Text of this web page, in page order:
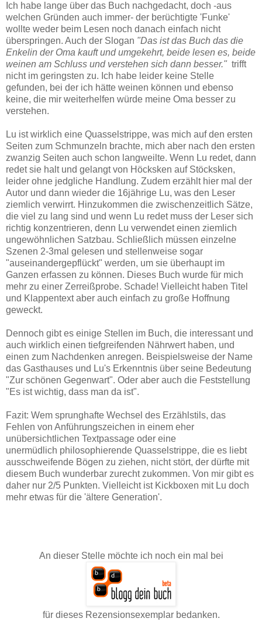
Ich habe lange über das Buch nachgedacht, doch -aus
welchen Gründen auch immer- der berüchtigte 'Funke'
wollte weder beim Lesen noch danach einfach nicht
überspringen. Auch der Slogan "Das ist das Buch das die
Enkelin der Oma kauft und umgekehrt, beide lesen es, beide
weinen am Schluss und verstehen sich dann besser." trifft
nicht im geringsten zu. Ich habe leider keine Stelle
gefunden, bei der ich hätte weinen können und ebenso
keine, die mir weiterhelfen würde meine Oma besser zu
verstehen.
Lu ist wirklich eine Quasselstrippe, was mich auf den ersten
Seiten zum Schmunzeln brachte, mich aber nach den ersten
zwanzig Seiten auch schon langweilte. Wenn Lu redet, dann
redet sie halt und gelangt von Höcksken auf Stöcksken,
leider ohne jedgliche Handlung. Zudem erzählt hier mal der
Autor und dann wieder die 16jährige Lu, was den Leser
ziemlich verwirrt. Hinzukommen die zwischenzeitlich Sätze,
die viel zu lang sind und wenn Lu redet muss der Leser sich
richtig konzentrieren, denn Lu verwendet einen ziemlich
ungewöhnlichen Satzbau. Schließlich müssen einzelne
Szenen 2-3mal gelesen und stellenweise sogar
"auseinandergepflückt" werden, um sie überhaupt im
Ganzen erfassen zu können. Dieses Buch wurde für mich
mehr zu einer Zerreißprobe. Schade! Vielleicht haben Titel
und Klappentext aber auch einfach zu große Hoffnung
geweckt.
Dennoch gibt es einige Stellen im Buch, die interessant und
auch wirklich einen tiefgreifenden Nährwert haben, und
einen zum Nachdenken anregen. Beispielsweise der Name
das Gasthauses und Lu's Erkenntnis über seine Bedeutung
"Zur schönen Gegenwart". Oder aber auch die Feststellung
"Es ist wichtig, dass man da ist".
Fazit: Wem sprunghafte Wechsel des Erzählstils, das
Fehlen von Anführungszeichen in einem eher
unübersichtlichen Textpassage oder eine
unermüdlich philosophierende Quasselstrippe, die es liebt
ausschweifende Bögen zu ziehen, nicht stört, der dürfte mit
diesem Buch wunderbar zurecht zukommen. Von mir gibt es
daher nur 2/5 Punkten. Vielleicht ist Kickboxen mit Lu doch
mehr etwas für die 'ältere Generation'.
An dieser Stelle möchte ich noch ein mal bei
für dieses Rezensionsexemplar bedanken.